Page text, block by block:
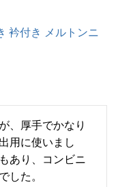
衿付き メルトンニ
、厚手でかなり
用に使いまし
あり、コンビニ
した。